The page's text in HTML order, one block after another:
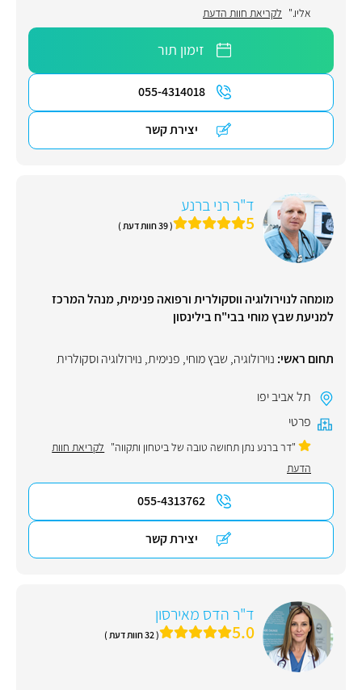
אליו." לקריאת חוות הדעת
זימון תור
055-4314018
יצירת קשר
ד"ר רני ברנע
5 ( 39 חוות דעת )
מומחה לנוירולוגיה ווסקולרית ורפואה פנימית, מנהל המרכז
למניעת שבץ מוחי בבי"ח בילינסון
תחום ראשי: נוירולוגיה, שבץ מוחי, פנימית, נוירולוגיה וסקולרית
תל אביב יפו
פרטי
"דר ברנע נתן תחושה טובה של ביטחון ותקווה" לקריאת חוות
הדעת
055-4313762
יצירת קשר
ד"ר הדס מאירסון
5.0 ( 32 חוות דעת )